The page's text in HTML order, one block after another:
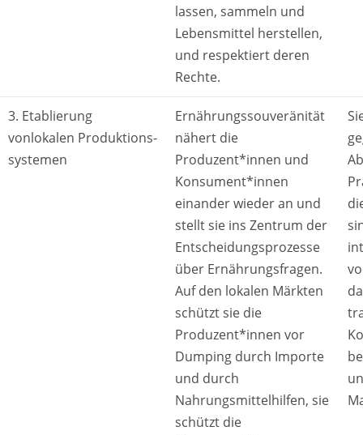
lassen, sammeln und
Lebensmittel herstellen,
und respektiert deren
Rechte.
3. Etablierung
vonlokalen Produktions-
systemen
Ernährungssouveränität
nähert die
Produzent*innen und
Konsument*innen
einander wieder an und
stellt sie ins Zentrum der
Entscheidungsprozesse
über Ernährungsfragen.
Auf den lokalen Märkten
schützt sie die
Produzent*innen vor
Dumping durch Importe
und durch
Nahrungsmittelhilfen, sie
schützt die